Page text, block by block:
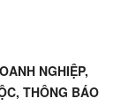
NGHIỆP,
THÔNG BÁO